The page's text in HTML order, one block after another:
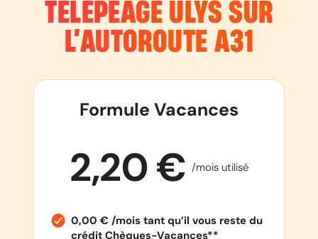
TÉLÉPÉAGE ULYS SUR
L’AUTOROUTE A31
Formule Vacances
2,20 € /mois utilisé
0,00 € /mois tant qu’il vous reste du
crédit Chèques-Vacances**